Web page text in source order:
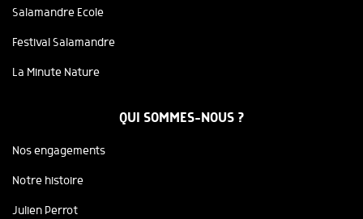
Salamandre Ecole
Festival Salamandre
La Minute Nature
QUI SOMMES-NOUS ?
Nos engagements
Notre histoire
Julien Perrot